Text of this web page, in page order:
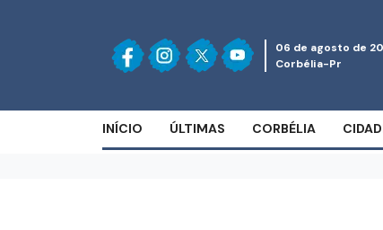
06 de agosto de
Corbélia-Pr
INÍCIO ÚLTIMAS CORBÉLIA